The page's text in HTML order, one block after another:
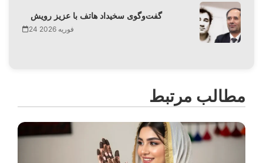
گفت‌وگوی سخیداد هاتف با عزیز رویش
24 فوریه 2026
مطالب مرتبط